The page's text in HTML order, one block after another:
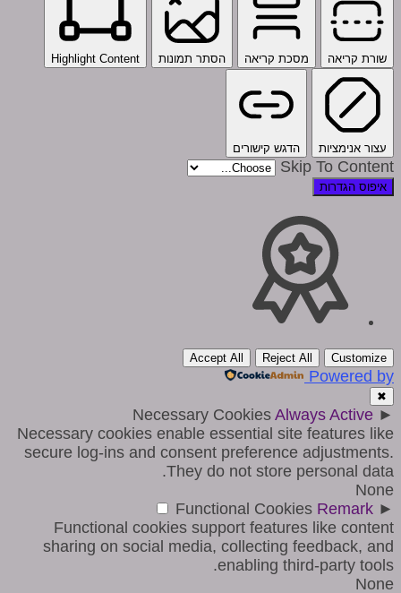
שורת קריאה מסכת קריאה הסתר תמונות Highlight Content
עצור אנימציות הדגש קישורים
Skip To Content
איפוס הגדרות
Customize
Reject All
Accept All
Powered by
✖
►
Necessary Cookies Always Active
Necessary cookies enable essential site features like
secure log-ins and consent preference adjustments.
They do not store personal data.
None
►
Functional Cookies Remark
Functional cookies support features like content
sharing on social media, collecting feedback, and
enabling third-party tools.
None